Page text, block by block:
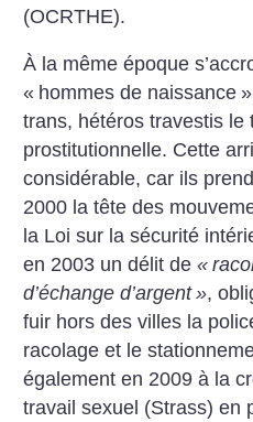
(OCRTHE).
À la même époque
« hommes de naissance
trans, hétéros travestis le
prostitutionnelle. Cette
considérable, car ils
2000 la tête des
la Loi sur la sécurité
en 2003 un délit de«
d’échange d’argent »,
fuir hors des villes la
racolage et le
également en 2009 à la
travail sexuel (Strass) en